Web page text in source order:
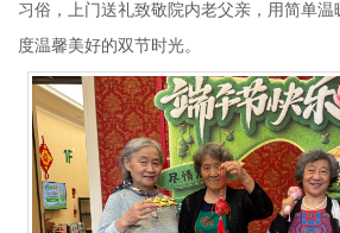
习俗，上门送礼致敬院内老父亲，用简单
度温馨美好的双节时光。